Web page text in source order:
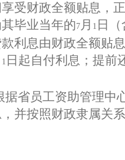
受财政全额贴息，
毕业当年的7 月 1 日（
利息由财政全额贴
1 日起自付利息；提前
省员工资助管理中
并按照财政隶属关